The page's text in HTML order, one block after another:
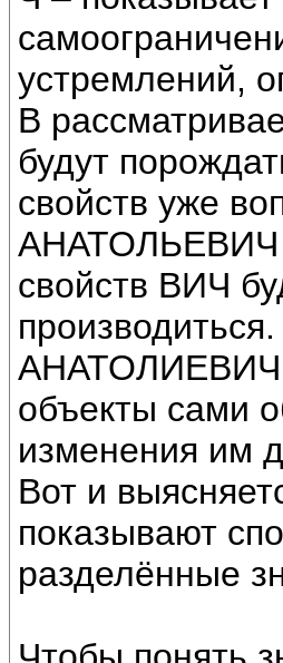
устремлений,
В
будут
свойств уже
АНАТОЛЬЕВИЧ
свойств ВИЧ
АНАТОЛИЕВИЧ
объекты сами
изменения им
Вот и
показывают
разделённые